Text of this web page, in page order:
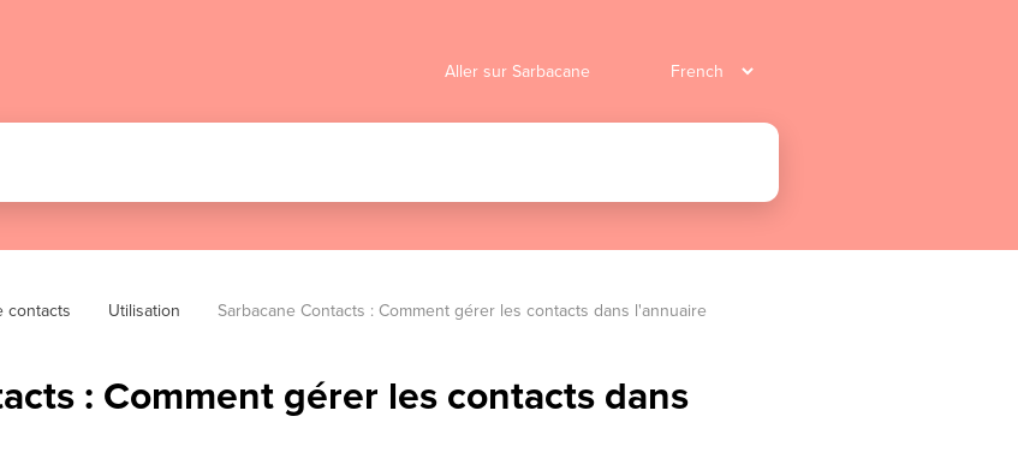
Aller sur Sarbacane
contacts Utilisation Sarbacane Contacts : Comment gérer les contacts dans l'annuaire
: Comment gérer les contacts dans